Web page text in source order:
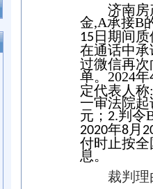
济南房
金,A承接B
15 日期间
在通话中承
过微信再次
单。 2024年
定代表人称:
一审法院
元； 2.判令
2020年8 月
付时止按
息。
裁判理